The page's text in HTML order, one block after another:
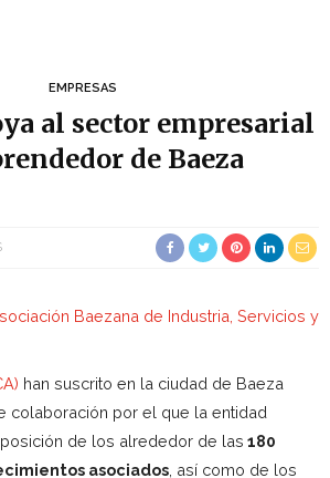
EMPRESAS
al sector empresarial
de Baeza
Baezana de Industria, Servicios y
han suscrito en la ciudad de Baeza
colaboración por el que la entidad
de los alrededor de las 180
asociados , así como de los